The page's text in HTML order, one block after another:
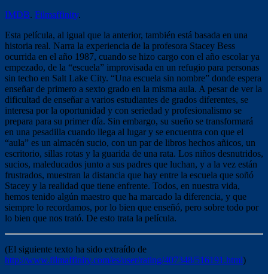
IMDB. Filmaffinity.
Esta película, al igual que la anterior, también está basada en una
historia real. Narra la experiencia de la profesora Stacey Bess
ocurrida en el año 1987, cuando se hizo cargo con el año escolar ya
empezado, de la “escuela” improvisada en un refugio para personas
sin techo en Salt Lake City. “Una escuela sin nombre” donde espera
enseñar de primero a sexto grado en la misma aula. A pesar de ver la
dificultad de enseñar a varios estudiantes de grados diferentes, se
interesa por la oportunidad y con seriedad y profesionalismo se
prepara para su primer día. Sin embargo, su sueño se transformará
en una pesadilla cuando llega al lugar y se encuentra con que el
“aula” es un almacén sucio, con un par de libros hechos añicos, un
escritorio, sillas rotas y la guarida de una rata. Los niños desnutridos,
sucios, maleducados junto a sus padres que luchan, y a la vez están
frustrados, muestran la distancia que hay entre la escuela que soñó
Stacey y la realidad que tiene enfrente. Todos, en nuestra vida,
hemos tenido algún maestro que ha marcado la diferencia, y que
siempre lo recordamos, por lo bien que enseñó, pero sobre todo por
lo bien que nos trató. De esto trata la película.
(El siguiente texto ha sido extraído de
http://www.filmaffinity.com/es/user/rating/407348/516191.html)